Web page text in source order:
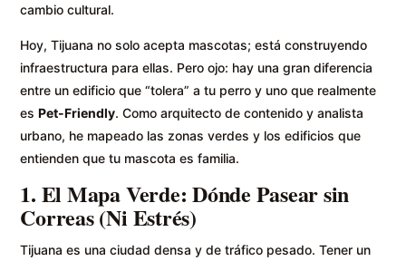
cambio cultural.
Hoy, Tijuana no solo acepta mascotas; está construyendo
infraestructura para ellas. Pero ojo: hay una gran diferencia
entre un edificio que “tolera” a tu perro y uno que realmente
esPet-Friendly. Como arquitecto de contenido y analista
urbano, he mapeado las zonas verdes y los edificios que
entienden que tu mascota es familia.
1. El Mapa Verde: Dónde Pasear sin
Correas (Ni Estrés)
Tijuana es una ciudad densa y de tráfico pesado. Tener un